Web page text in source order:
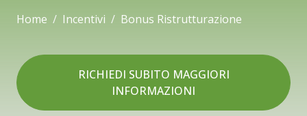
Home Incentivi Bonus Ristrutturazione
RICHIEDI SUBITO MAGGIORI
INFORMAZIONI